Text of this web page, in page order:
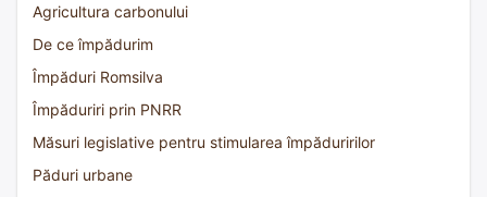
Agricultura carbonului
De ce împădurim
Împăduri Romsilva
Împăduriri prin PNRR
Măsuri legislative pentru stimularea împăduririlor
Păduri urbane